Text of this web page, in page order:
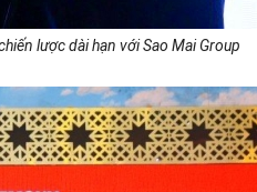
lược dài hạn với Sao Mai Group